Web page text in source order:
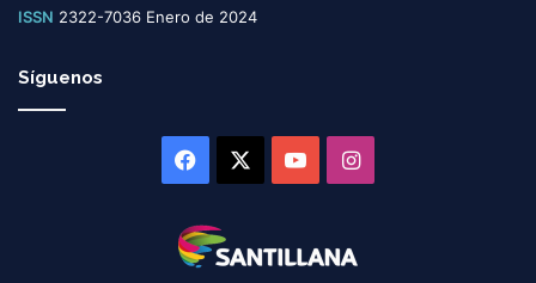
ISSN 2322-7036 Enero de 2024
Síguenos
Facebook YouTubeInstagram